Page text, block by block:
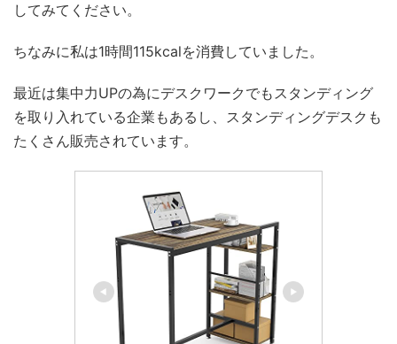
してみてください。
ちなみに私は1時間115kcalを消費していました。
最近は集中力UPの為にデスクワークでもスタンディング
を取り入れている企業もあるし、スタンディングデスクも
たくさん販売されています。